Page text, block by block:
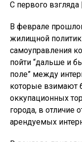
С первого
В феврале
жилищной
самоуправления
пойти “дальше и
поле” между
которые взимают
оккупационных
города, в отличие
арендуемых